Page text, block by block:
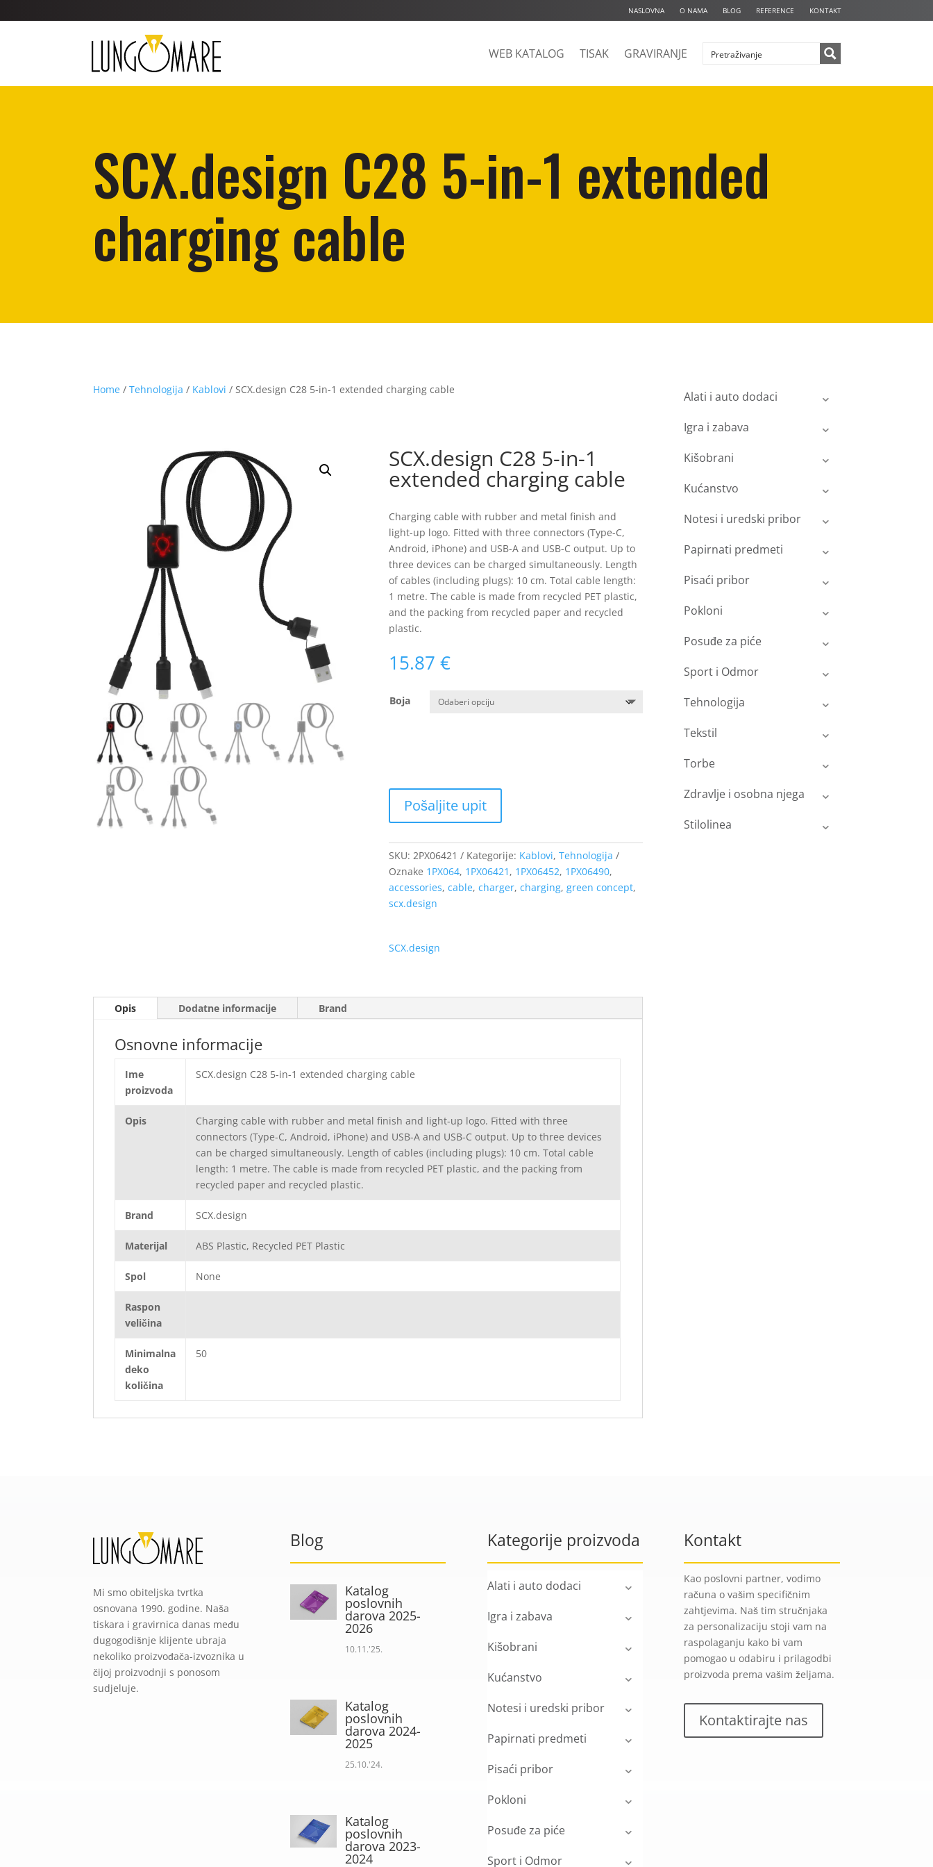
NASLOVNA O NAMA BLOG REFERENCE KONTAKT
WEB KATALOG TISAK GRAVIRANJE
SCX.design C28 5-in-1 extended
charging cable
Home /Tehnologija / Kablovi / SCX.design C28 5-in-1 extended charging cable
SCX.design C28 5-in-1
extended charging cable
Charging cable with rubber and metal finish and
light-up logo. Fitted with three connectors (Type-C,
Android, iPhone) and USB-A and USB-C output. Up to
three devices can be charged simultaneously. Length
of cables (including plugs): 10 cm. Total cable length:
1 metre. The cable is made from recycled PET plastic,
and the packing from recycled paper and recycled
plastic.
15.87 €
Boja
SKU: 2PX06421 Kategorije: Kablovi, Tehnologija
Oznake 1PX064, 1PX06421 , 1PX06452, 1PX06490,
accessories, cable, charger, charging, green concept,
scx.design
SCX.design
Opis Dodatne informacije Brand
Osnovne informacije
Ime
proizvoda
SCX.design C28 5-in-1 extended charging cable
Opis
Charging cable with rubber and metal finish and light-up logo. Fitted with three
connectors (Type-C, Android, iPhone) and USB-A and USB-C output. Up to three devices
can be charged simultaneously. Length of cables (including plugs): 10 cm. Total cable
length: 1 metre. The cable is made from recycled PET plastic, and the packing from
recycled paper and recycled plastic.
Brand SCX.design
Materijal ABS Plastic, Recycled PET Plastic
Spol None
Raspon
veličina
Minimalna
deko
količina
50
Alati i auto dodaci
Igra i zabava
Kišobrani
Kućanstvo
Notesi i uredski pribor
Papirnati predmeti
Pisaći pribor
Pokloni
Posuđe za piće
Sport i Odmor
Tehnologija
Tekstil
Torbe
Zdravlje i osobna njega
Stilolinea
Mi smo obiteljska tvrtka
osnovana 1990. godine. Naša
tiskara i gravirnica danas među
dugogodišnje klijente ubraja
nekoliko proizvođača-izvoznika u
čijoj proizvodnji s ponosom
sudjeluje.
Blog
Katalog
poslovnih
darova 2025-
2026
10.11.'25.
Katalog
poslovnih
darova 2024-
2025
25.10.'24.
Katalog
poslovnih
darova 2023-
2024
Kategorije proizvoda
Alati i auto dodaci
Igra i zabava
Kišobrani
Kućanstvo
Notesi i uredski pribor
Papirnati predmeti
Pisaći pribor
Pokloni
Posuđe za piće
Sport i Odmor
Kontakt
Kao poslovni partner, vodimo
računa o vašim specifičnim
zahtjevima. Naš tim stručnjaka
za personalizaciju stoji vam na
raspolaganju kako bi vam
pomogao u odabiru i prilagodbi
proizvoda prema vašim željama.
Kontaktirajte nas